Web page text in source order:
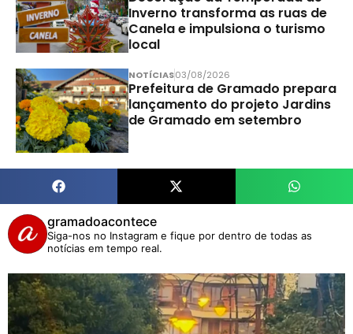
Inverno transforma as ruas de
Canela e impulsiona o turismo
local
NOTÍCIAS03/08/2026
Prefeitura de Gramado prepara
lançamento do projeto Jardins
de Gramado em setembro
gramadoacontece
Siga-nos no Instagram e fique por dentro de todas as
notícias em tempo real.